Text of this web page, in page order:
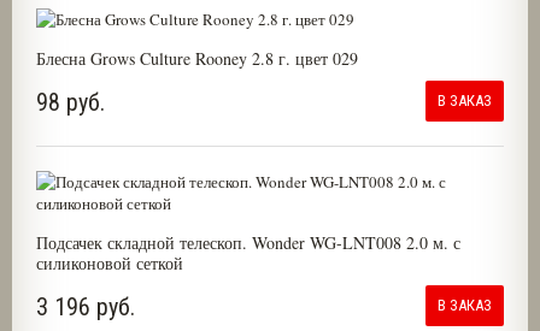
Блесна Grows Culture Rooney 2.8 г. цвет 029
98 руб. В ЗАКАЗ
Подсачек складной телескоп. Wonder WG-LNT008 2.0 м. с
силиконовой сеткой
3 196 руб. В ЗАКАЗ